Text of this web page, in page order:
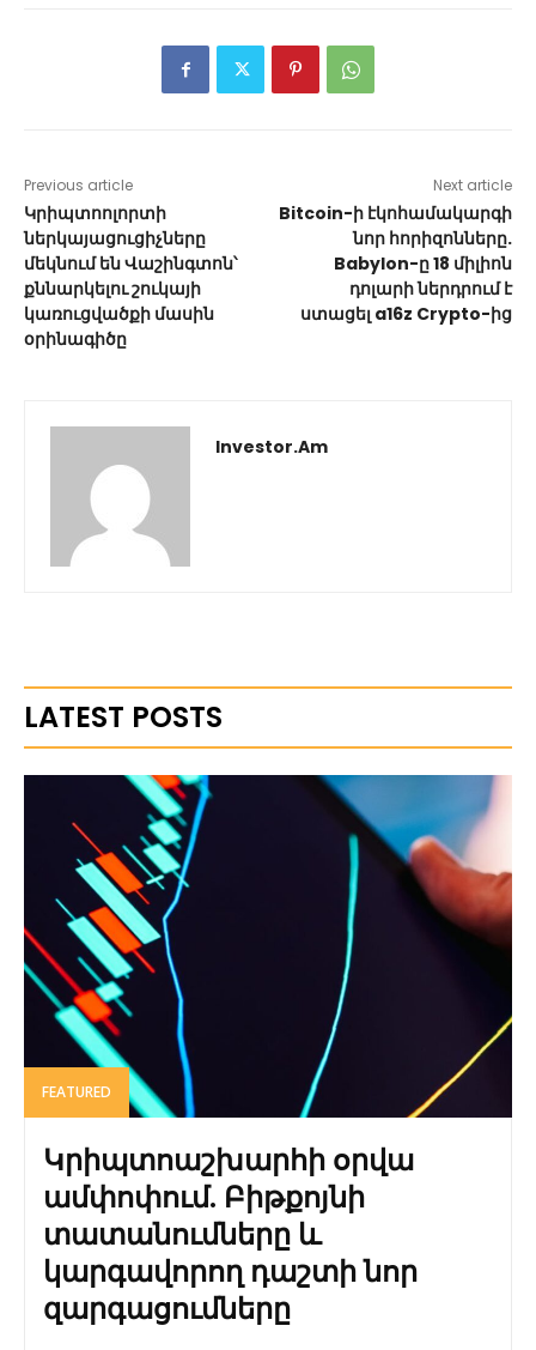
Previous article
Կրիպտոոլորտի
ներկայացուցիչները
մեկնում են Վաշինգտոն՝
քննարկելու շուկայի
կառուցվածքի մասին
օրինագիծը
Next article
Bitcoin-ի էկոհամակարգի
նոր հորիզոնները.
Babylon-ը 18 միլիոն
դոլարի ներդրում է
ստացել a16z Crypto-ից
Investor.am
LATEST POSTS
FEATURED
Կրիպտոաշխարհի օրվա
ամփոփում. Բիթքոյնի
տատանումները և
կարգավորող դաշտի նոր
զարգացումները